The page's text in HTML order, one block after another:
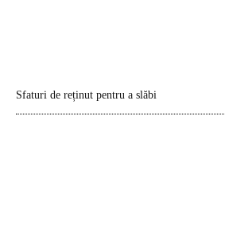
Sfaturi de reținut pentru a slăbi